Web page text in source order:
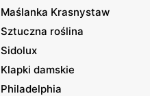
Maślanka Krasnystaw
Sztuczna roślina
Sidolux
Klapki damskie
Philadelphia